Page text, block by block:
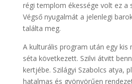
régi templom ékessége volt ez a
Végső nyugalmát a jelenlegi
találta meg.
A kulturális program után egy kis
séta következett. Szilvi átvitt
kertjébe. Szilágyi Szabolcs atya,
hatalmas és gyönyörűen